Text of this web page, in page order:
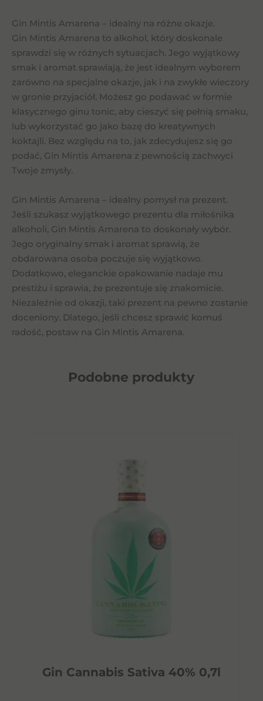
Gin Mintis Amarena – idealny na różne okazje.
Gin Mintis Amarena to alkohol, który doskonale
sprawdzi się w różnych sytuacjach. Jego wyjątkowy
smak i aromat sprawiają, że jest idealnym wyborem
zarówno na specjalne okazje, jak i na zwykłe wieczory
w gronie przyjaciół. Możesz go podawać w formie
klasycznego ginu tonic, aby cieszyć się pełnią smaku,
lub wykorzystać go jako bazę do kreatywnych
koktajli. Bez względu na to, jak zdecydujesz się go
podać, Gin Mintis Amarena z pewnością zachwyci
Twoje zmysły.
Gin Mintis Amarena – idealny pomysł na prezent.
Jeśli szukasz wyjątkowego prezentu dla miłośnika
alkoholi, Gin Mintis Amarena to doskonały wybór.
Jego oryginalny smak i aromat sprawią, że
obdarowana osoba poczuje się wyjątkowo.
Dodatkowo, eleganckie opakowanie nadaje mu
prestiżu i sprawia, że prezentuje się znakomicie.
Niezależnie od okazji, taki prezent na pewno zostanie
doceniony. Dlatego, jeśli chcesz sprawić komuś
radość, postaw na Gin Mintis Amarena.
Podobne produkty
Gin Cannabis Sativa 40% 0,7l